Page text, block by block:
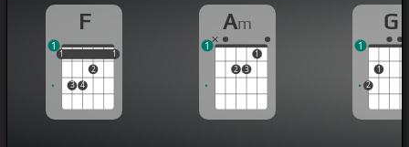
F
1
3 4
2
1
1 1
1
Am
2 3
1
1
G
2
1
1